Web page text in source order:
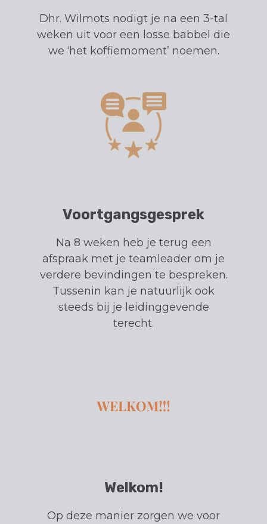
Dhr. Wilmots nodigt je na een 3-tal
weken uit voor een losse babbel die
we ‘het koffiemoment’ noemen.
Voortgangsgesprek
Na 8 weken heb je terug een
afspraak met je teamleader om je
verdere bevindingen te bespreken.
Tussenin kan je natuurlijk ook
steeds bij je leidinggevende
terecht.
Welkom!
Op deze manier zorgen we voor